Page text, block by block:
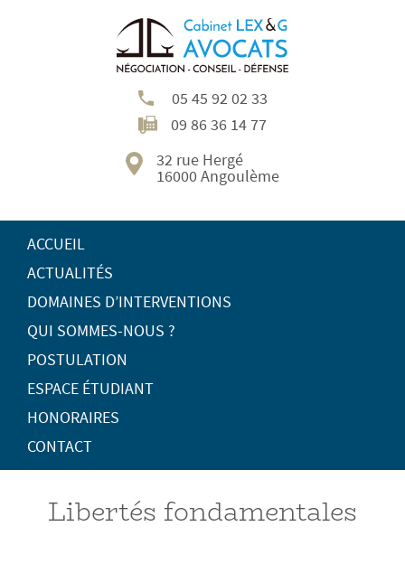
05 45 92 02 33
09 86 36 14 77
32 rue Hergé
16000 Angoulème
ACCUEIL
ACTUALITÉS
DOMAINES D’INTERVENTIONS
QUI SOMMES-NOUS ?
POSTULATION
ESPACE ÉTUDIANT
HONORAIRES
CONTACT
Libertés fondamentales